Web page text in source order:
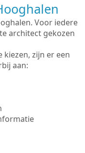
Voor iedere
architect gekozen
zijn er een
aan: